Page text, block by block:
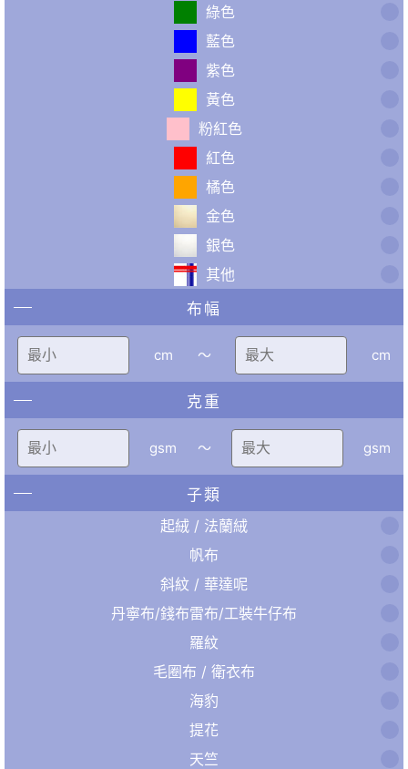
綠色
藍色
紫色
黃色
粉紅色
紅色
橘色
金色
銀色
其他
布幅
cm 〜 cm
克重
gsm 〜 gsm
子類
起絨 / 法蘭絨
帆布
斜紋 / 華達呢
丹寧布/錢布雷布/工裝牛仔布
羅紋
毛圈布 / 衛衣布
海豹
提花
天竺